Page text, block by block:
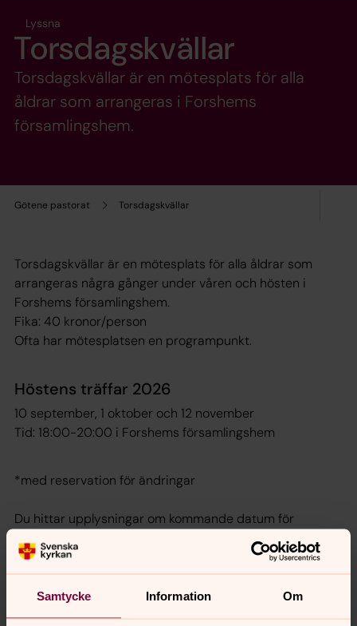
Samtycke Information Om
Götene pastorat Torsdagskvällar
Lyssna
Torsdagskvällar
Torsdagskvällar är en mötesplats för alla
åldrar som arrangeras i Forshems
församlingshem.
Torsdagskvällar är en mötesplats för alla åldrar som
arrangeras några gånger under våren och hösten i
Forshems församlingshem.
Fika: 40 kronor/person
Ofta har mötesplatsen en programpunkt.
Höstens träffar 2026
10 september, 1 oktober och 12 november
Tid: 18:00-20:00 i Forshems församlingshem
*med reservation för ändringar
Du hittar upplysningar om kommande datum för
som finns längst ned på
denna webbsidan.